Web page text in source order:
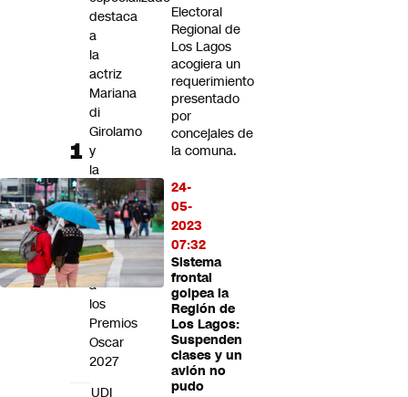
Electoral
Regional de
Los Lagos
acogiera un
requerimiento
presentado
por
concejales de
la comuna.
24-
05-
2023
07:32
Sistema
frontal
golpea la
Región de
Los Lagos:
Suspenden
clases y un
avión no
pudo
destaca
a
la
actriz
Mariana
di
Girolamo
y
la
incluye
entre
las
posibles
candidatas
a
los
Premios
Oscar
2027
UDI